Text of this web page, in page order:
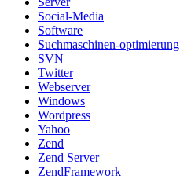
Social-Media
Software
Suchmaschinen-optimierung
SVN
Twitter
Webserver
Windows
Wordpress
Yahoo
Zend
Zend Server
ZendFramework